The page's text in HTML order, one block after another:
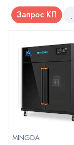
Запрос КП
MINGDA